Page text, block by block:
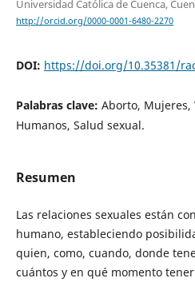
Universidad Católica de Cuenca,
http://orcid.org/0000-0001-6480-2270
DOI: https://doi.org/10.35381/
Palabras clave: Aborto, Mujeres,
Humanos, Salud sexual.
Resumen
Las relaciones sexuales están
humano, estableciendo
quien, como, cuando, donde
cuántos y en qué momento